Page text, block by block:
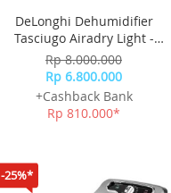
DeLonghi Dehumidifier
Tasciugo Airadry Light -
Silver
Rp 8.000.000
Rp 6.800.000
+Cashback Bank
Rp 810.000*
-25%*